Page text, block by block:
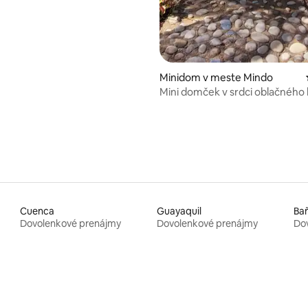
Minidom v meste Mindo
Mini domček v srdci oblačného
Cuenca
Dovolenkové prenájmy
Guayaquil
Dovolenkové prenájmy